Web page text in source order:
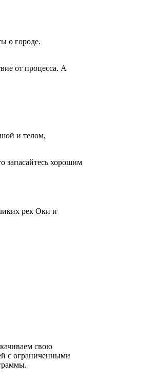
о городе.
от процесса. А
и телом,
запасайтесь хорошим
рек Оки и
свою
с ограниченными